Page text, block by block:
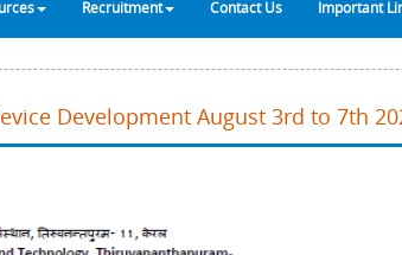
Recruitment
Contact Us
Important
Development August 3rd to 7th